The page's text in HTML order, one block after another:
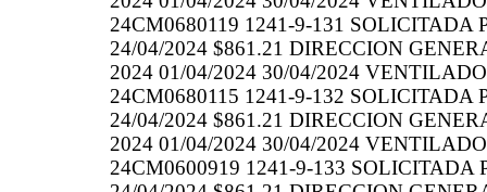
24CM0680119 1241-9-131 SOLICITADA
24/04/2024 $861.21 DIRECCION
2024 01/04/2024 30/04/2024
24CM0680115 1241-9-132 SOLICITADA
24/04/2024 $861.21 DIRECCION
2024 01/04/2024 30/04/2024
24CM0600919 1241-9-133